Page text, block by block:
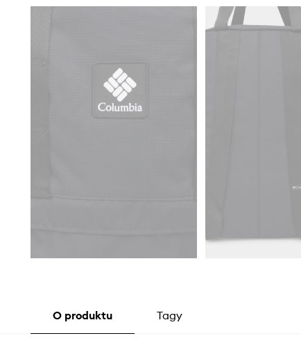
O produktu Tagy